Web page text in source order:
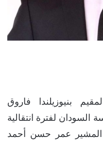
بنيوزيلندا فاروق
السودان لفترة انتقالية
المشير عمر حسن أحمد